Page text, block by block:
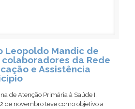
Leopoldo Mandic de
da Rede
e Assistência
de Atenção Primária à Saúde I,
de novembro teve como objetivo a